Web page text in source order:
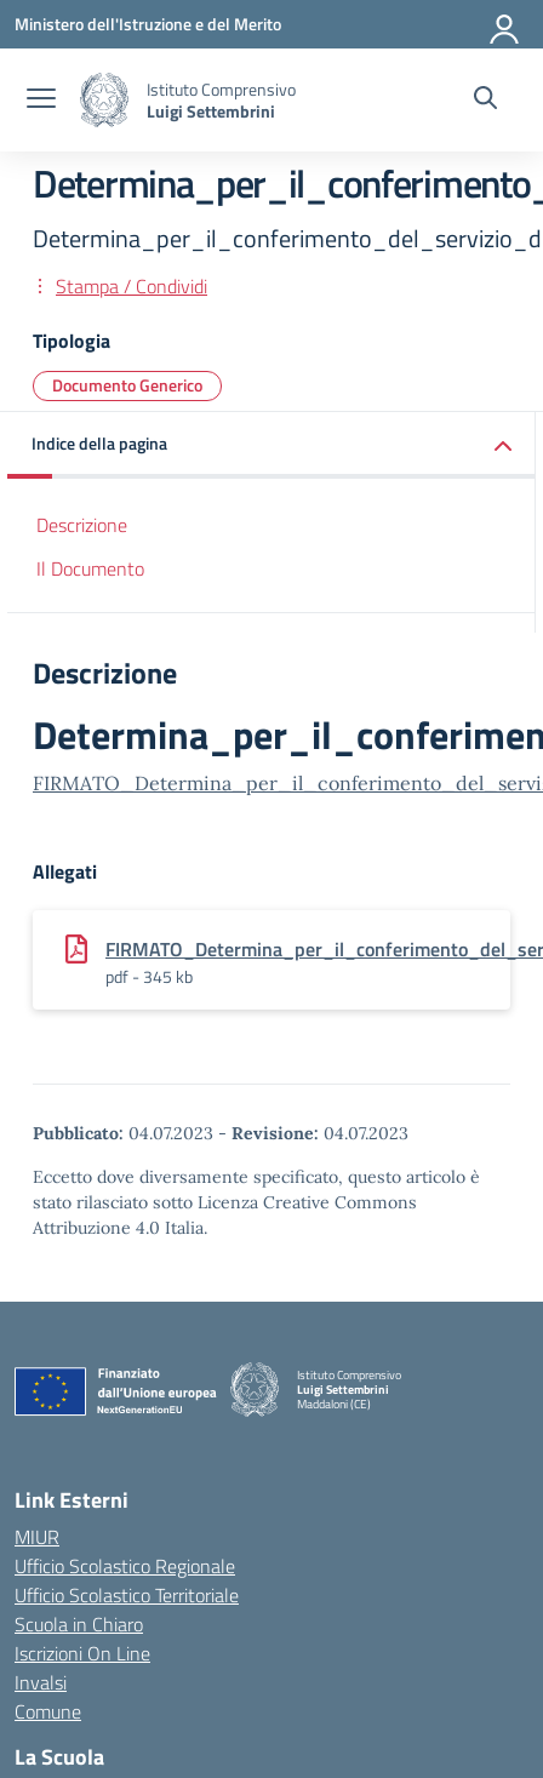
Vai ai contenuti
Vai al menu di navigazione
Vai al footer
Ministero dell'Istruzione e del Merito
Istituto Comprensivo
Luigi Settembrini
Stampa / Condividi
Tipologia
Documento Generico
Indice della pagina
Descrizione
Il Documento
Descrizione
Allegati
pdf - 345 kb
Pubblicato: 04.07.2023 - Revisione: 04.07.2023
Eccetto dove diversamente specificato, questo articolo è
stato rilasciato sotto Licenza Creative Commons
Attribuzione 4.0 Italia.
Istituto Comprensivo
Luigi Settembrini
Maddaloni (CE)
Link Esterni
MIUR
Ufficio Scolastico Regionale
Ufficio Scolastico Territoriale
Scuola in Chiaro
Iscrizioni On Line
Invalsi
Comune
La Scuola